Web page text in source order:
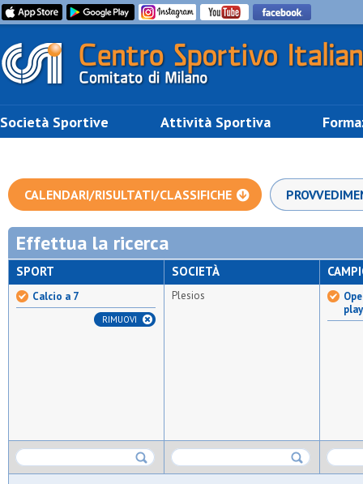
Società Sportive Attività Sportiva
CALENDARI/RISULTATI/CLASSIFICHE
Effettua la ricerca
SPORT
Calcio a 7
RIMUOVI
SOCIETÀ
Plesios